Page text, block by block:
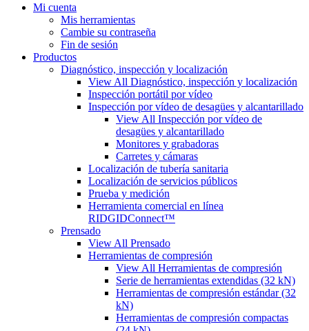
Mi cuenta
Mis herramientas
Cambie su contraseña
Fin de sesión
Productos
Diagnóstico, inspección y localización
View All Diagnóstico, inspección y localización
Inspección portátil por vídeo
Inspección por vídeo de desagües y alcantarillado
View All Inspección por vídeo de
desagües y alcantarillado
Monitores y grabadoras
Carretes y cámaras
Localización de tubería sanitaria
Localización de servicios públicos
Prueba y medición
Herramienta comercial en línea
RIDGIDConnect™
Prensado
View All Prensado
Herramientas de compresión
View All Herramientas de compresión
Serie de herramientas extendidas (32 kN)
Herramientas de compresión estándar (32
kN)
Herramientas de compresión compactas